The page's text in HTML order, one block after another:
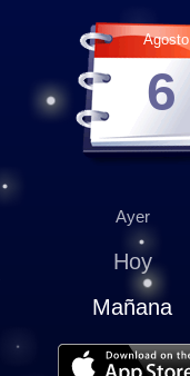
Agosto
6
Ayer
Hoy
Mañana